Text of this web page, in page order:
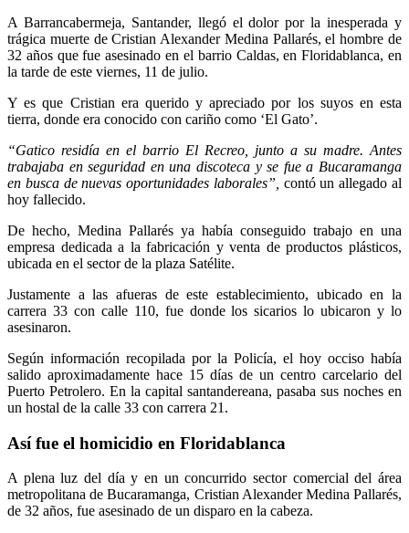
A Barrancabermeja, Santander, llegó el dolor por la inesperada y
trágica muerte de Cristian Alexander Medina Pallarés, el hombre de
32 años que fue asesinado en el barrio Caldas, en Floridablanca, en
la tarde de este viernes, 11 de julio.
Y es que Cristian era querido y apreciado por los suyos en esta
tierra, donde era conocido con cariño como ‘El Gato’.
“Gatico residía en el barrio El Recreo, junto a su madre. Antes
trabajaba en seguridad en una discoteca y se fue a Bucaramanga
en busca de nuevas oportunidades laborales”, contó un allegado al
hoy fallecido.
De hecho, Medina Pallarés ya había conseguido trabajo en una
empresa dedicada a la fabricación y venta de productos plásticos,
ubicada en el sector de la plaza Satélite.
Justamente a las afueras de este establecimiento, ubicado en la
carrera 33 con calle 110, fue donde los sicarios lo ubicaron y lo
asesinaron.
Según información recopilada por la Policía, el hoy occiso había
salido aproximadamente hace 15 días de un centro carcelario del
Puerto Petrolero. En la capital santandereana, pasaba sus noches en
un hostal de la calle 33 con carrera 21.
Así fue el homicidio en Floridablanca
A plena luz del día y en un concurrido sector comercial del área
metropolitana de Bucaramanga, Cristian Alexander Medina Pallarés,
de 32 años, fue asesinado de un disparo en la cabeza.